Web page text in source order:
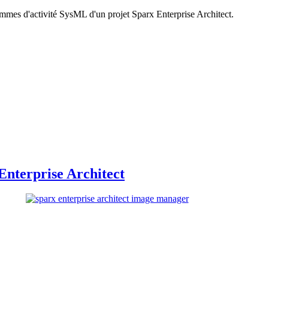
d'activité SysML d'un projet Sparx Enterprise Architect.
Architect